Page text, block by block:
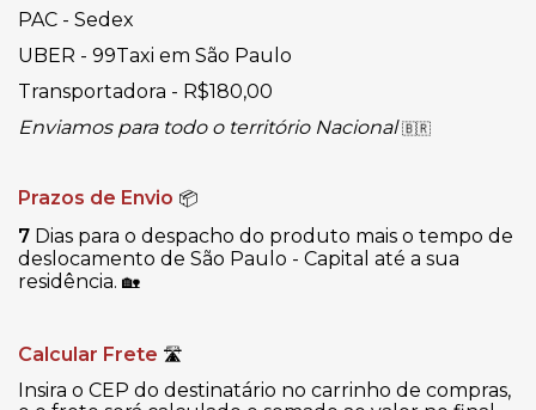
PAC - Sedex
UBER - 99Taxi em São Paulo
Transportadora - R$180,00
Enviamos para todo o território Nacional🇧🇷
Prazos de Envio 📦
7 Dias para o despacho do produto mais o tempo de
deslocamento de São Paulo - Capital até a sua
residência. 🏡
Calcular Frete 🛣
Insira o CEP do destinatário no carrinho de compras,